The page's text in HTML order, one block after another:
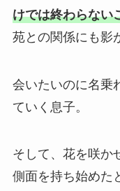
けでは終わらない
苑との関係にも影
会いたいのに名乗
ていく息子。
そして、花を咲か
側面を持ち始めた